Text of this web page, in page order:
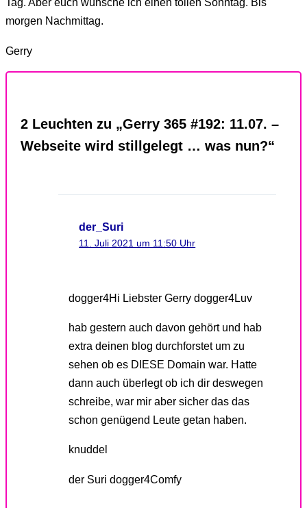
morgen Nachmittag.
Gerry
2 Leuchten zu „Gerry 365 #192: 11.07. –
Webseite wird stillgelegt … was nun?“
der_Suri
11. Juli 2021 um 11:50 Uhr
dogger4Hi Liebster Gerry dogger4Luv
hab gestern auch davon gehört und hab
extra deinen blog durchforstet um zu
sehen ob es DIESE Domain war. Hatte
dann auch überlegt ob ich dir deswegen
schreibe, war mir aber sicher das das
schon genügend Leute getan haben.
knuddel
der Suri dogger4Comfy